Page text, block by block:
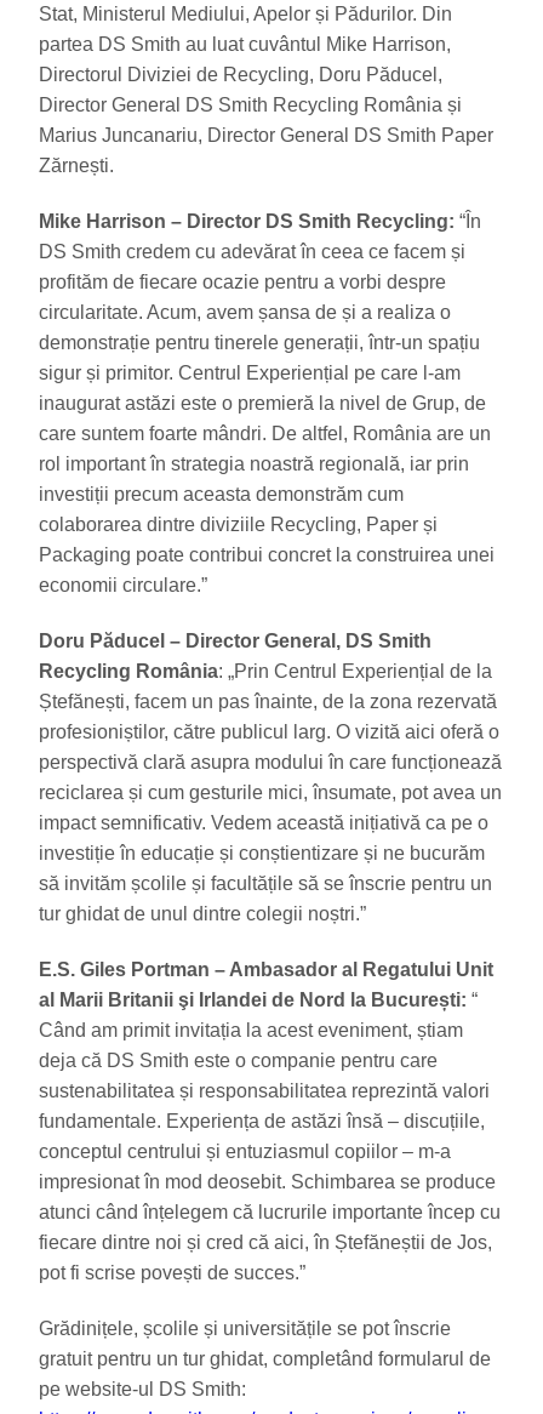
Stat, Ministerul Mediului, Apelor și Pădurilor. Din
partea DS Smith au luat cuvântul Mike Harrison,
Directorul Diviziei de Recycling, Doru Păducel,
Director General DS Smith Recycling România și
Marius Juncanariu, Director General DS Smith Paper
Zărnești.
Mike Harrison – Director DS Smith Recycling: “În
DS Smith credem cu adevărat în ceea ce facem și
profităm de fiecare ocazie pentru a vorbi despre
circularitate. Acum, avem șansa de și a realiza o
demonstrație pentru tinerele generații, într-un spațiu
sigur și primitor. Centrul Experiențial pe care l-am
inaugurat astăzi este o premieră la nivel de Grup, de
care suntem foarte mândri. De altfel, România are un
rol important în strategia noastră regională, iar prin
investiții precum aceasta demonstrăm cum
colaborarea dintre diviziile Recycling, Paper și
Packaging poate contribui concret la construirea unei
economii circulare.”
Doru Păducel – Director General, DS Smith
Recycling România: „Prin Centrul Experiențial de la
Ștefănești, facem un pas înainte, de la zona rezervată
profesioniștilor, către publicul larg. O vizită aici oferă o
perspectivă clară asupra modului în care funcționează
reciclarea și cum gesturile mici, însumate, pot avea un
impact semnificativ. Vedem această inițiativă ca pe o
investiție în educație și conștientizare și ne bucurăm
să invităm școlile și facultățile să se înscrie pentru un
tur ghidat de unul dintre colegii noștri.”
E.S. Giles Portman – Ambasador al Regatului Unit
al Marii Britanii şi Irlandei de Nord la București: “
Când am primit invitația la acest eveniment, știam
deja că DS Smith este o companie pentru care
sustenabilitatea și responsabilitatea reprezintă valori
fundamentale. Experiența de astăzi însă – discuțiile,
conceptul centrului și entuziasmul copiilor – m-a
impresionat în mod deosebit. Schimbarea se produce
atunci când înțelegem că lucrurile importante încep cu
fiecare dintre noi și cred că aici, în Ștefăneștii de Jos,
pot fi scrise povești de succes.”
Grădinițele, școlile și universitățile se pot înscrie
gratuit pentru un tur ghidat, completând formularul de
pe website-ul DS Smith: